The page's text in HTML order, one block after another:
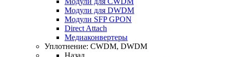
Модули для DWDM
Модули SFP GPON
Direct Attach
Медиаконвертеры
Уплотнение: CWDM, DWDM
Назад